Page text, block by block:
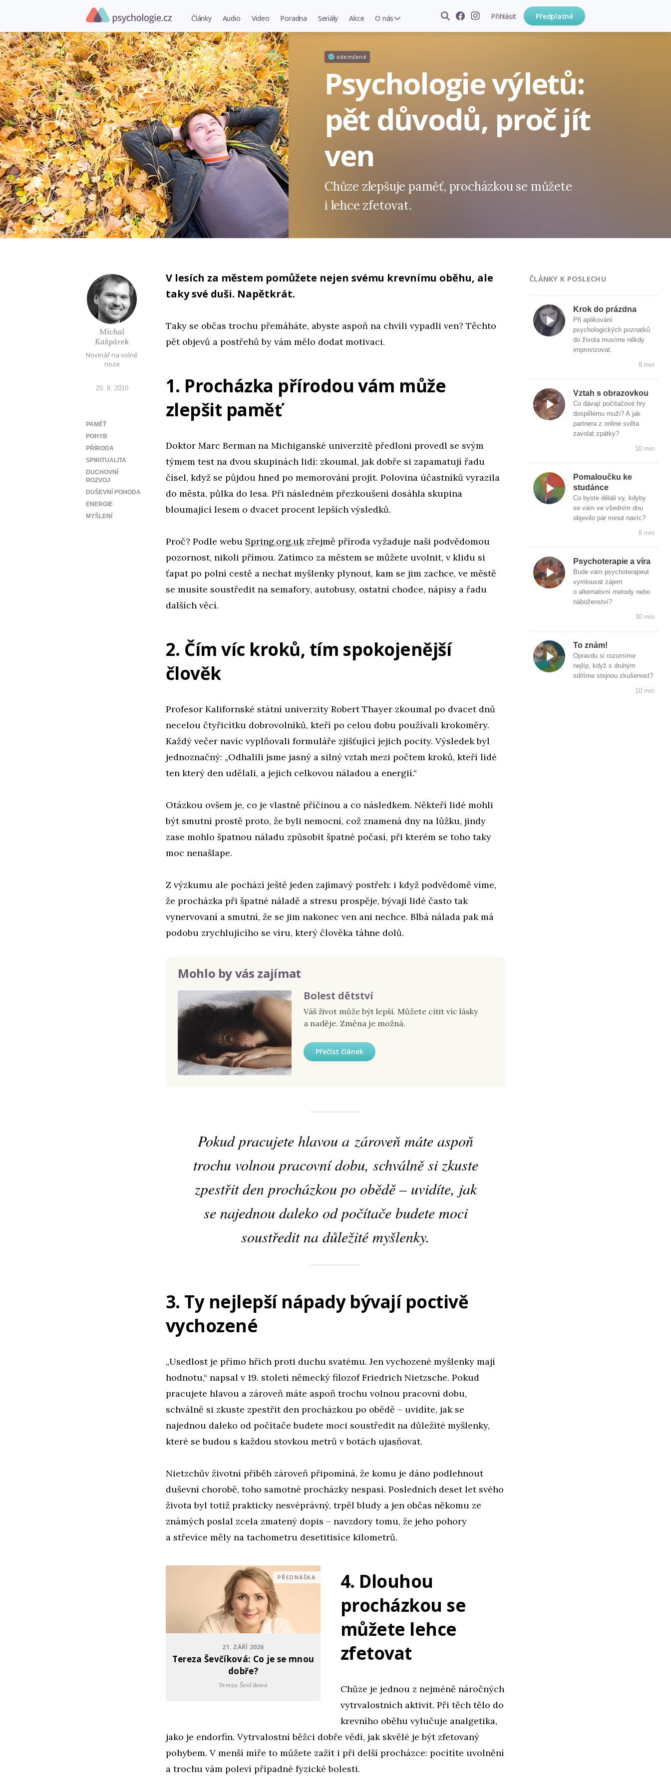
Články Audio Video Poradna Seriály Akce O nás Přihlásit Předplatné
Foto: Thinkstock.com
odemčené
Psychologie výletů:
pět důvodů, proč jít
ven
Chůze zlepšuje paměť, procházkou se můžete
i lehce zfetovat.
Michal
Kašpárek
Novinář na volné
noze
20. 8. 2010
PAMĚŤ
POHYB
PŘÍRODA
SPIRITUALITA
DUCHOVNÍ
ROZVOJ
DUŠEVNÍ POHODA
ENERGIE
MYŠLENÍ
V lesích za městem pomůžete nejen svému krevnímu oběhu, ale
taky své duši. Napětkrát.
Taky se občas trochu přemáháte, abyste aspoň na chvíli vypadli ven? Těchto
pět objevů a postřehů by vám mělo dodat motivaci.
1. Procházka přírodou vám může
zlepšit paměť
Doktor Marc Berman na Michiganské univerzitě předloni provedl se svým
týmem test na dvou skupinách lidí: zkoumal, jak dobře si zapamatují řadu
čísel, když se půjdou hned po memorování projít. Polovina účastníků vyrazila
do města, půlka do lesa. Při následném přezkoušení dosáhla skupina
bloumající lesem o dvacet procent lepších výsledků.
Proč? Podle webu Spring.org.ukzřejmě příroda vyžaduje naši podvědomou
pozornost, nikoli přímou. Zatímco za městem se můžete uvolnit, v klidu si
ťapat po polní cestě a nechat myšlenky plynout, kam se jim zachce, ve městě
se musíte soustředit na semafory, autobusy, ostatní chodce, nápisy a řadu
dalších věcí.
2. Čím víc kroků, tím spokojenější
člověk
Profesor Kalifornské státní univerzity Robert Thayer zkoumal po dvacet dnů
necelou čtyřicítku dobrovolníků, kteří po celou dobu používali krokoměry.
Každý večer navíc vyplňovali formuláře zjišťující jejich pocity. Výsledek byl
jednoznačný: „Odhalili jsme jasný a silný vztah mezi počtem kroků, kteří lidé
ten který den udělali, a jejich celkovou náladou a energií.“
Otázkou ovšem je, co je vlastně příčinou a co následkem. Někteří lidé mohli
být smutní prostě proto, že byli nemocní, což znamená dny na lůžku, jindy
zase mohlo špatnou náladu způsobit špatné počasí, při kterém se toho taky
moc nenašlape.
Z výzkumu ale pochází ještě jeden zajímavý postřeh: i když podvědomě víme,
že procházka při špatné náladě a stresu prospěje, bývají lidé často tak
vynervovaní a smutní, že se jim nakonec ven ani nechce. Blbá nálada pak má
podobu zrychlujícího se víru, který člověka táhne dolů.
Mohlo by vás zajímat
Bolest dětství
Váš život může být lepší. Můžete cítit víc lásky
a naděje. Změna je možná.
Přečíst článek
Pokud pracujete hlavou a zároveň máte aspoň
trochu volnou pracovní dobu, schválně si zkuste
zpestřit den procházkou po obědě – uvidíte, jak
se najednou daleko od počítače budete moci
soustředit na důležité myšlenky.
3. Ty nejlepší nápady bývají poctivě
vychozené
„Usedlost je přímo hřích proti duchu svatému. Jen vychozené myšlenky mají
hodnotu,“ napsal v 19. století německý filozof Friedrich Nietzsche. Pokud
pracujete hlavou a zároveň máte aspoň trochu volnou pracovní dobu,
schválně si zkuste zpestřit den procházkou po obědě – uvidíte, jak se
najednou daleko od počítače budete moci soustředit na důležité myšlenky,
které se budou s každou stovkou metrů v botách ujasňovat.
Nietzchův životní příběh zároveň připomíná, že komu je dáno podlehnout
duševní chorobě, toho samotné procházky nespasí. Posledních deset let svého
života byl totiž prakticky nesvéprávný, trpěl bludy a jen občas někomu ze
známých poslal zcela zmatený dopis – navzdory tomu, že jeho pohory
a střevíce měly na tachometru desetitisíce kilometrů.
PŘEDNÁŠKA
21. ZÁŘÍ 2026
Tereza Ševčíková: Co je se mnou
dobře?
Tereza Ševčíková
4. Dlouhou
procházkou se
můžete lehce
zfetovat
Chůze je jednou z nejméně náročných
vytrvalostních aktivit. Při těch tělo do
krevního oběhu vylučuje analgetika,
jako je endorfin. Vytrvalostní běžci dobře vědí, jak skvělé je být zfetovaný
pohybem. V menší míře to můžete zažít i při delší procházce: pocítíte uvolnění
a trochu vám poleví případné fyzické bolesti.
ČLÁNKY K POSLECHU
Krok do prázdna
Při aplikování
psychologických poznatků
do života musíme někdy
improvizovat.
8 min
Vztah s obrazovkou
Co dávají počítačové hry
dospělému muži? A jak
partnera z online světa
zavolat zpátky?
10 min
Pomaloučku ke
studánce
Co byste dělali vy, kdyby
se vám ve všedním dnu
objevilo pár minut navíc?
8 min
Psychoterapie a víra
Bude vám psychoterapeut
vymlouvat zájem
o alternativní metody nebo
náboženství?
30 min
To znám!
Opravdu si rozumíme
nejlíp, když s druhým
sdílíme stejnou zkušenost?
10 min